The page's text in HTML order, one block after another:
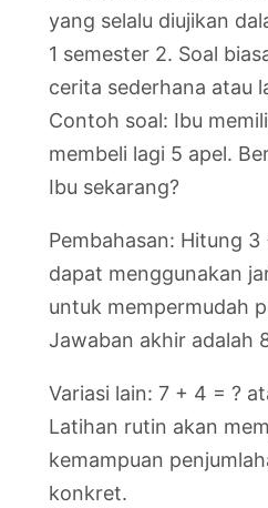
yang selalu diujikan
1 semester 2. Soal
cerita sederhana atau
Contoh soal: Ibu
membeli lagi 5 apel.
Ibu sekarang?
Pembahasan: Hitung
dapat menggunakan
untuk mempermudah
Jawaban akhir adalah
Variasi lain: 7 + 4 = ?
Latihan rutin akan
kemampuan
konkret.